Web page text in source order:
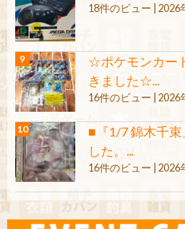
18件のビュー 2026
☆ポケモンカー
きました☆...
16件のビュー 2026
■『1/7 錦木千束
した。...
16件のビュー 2026